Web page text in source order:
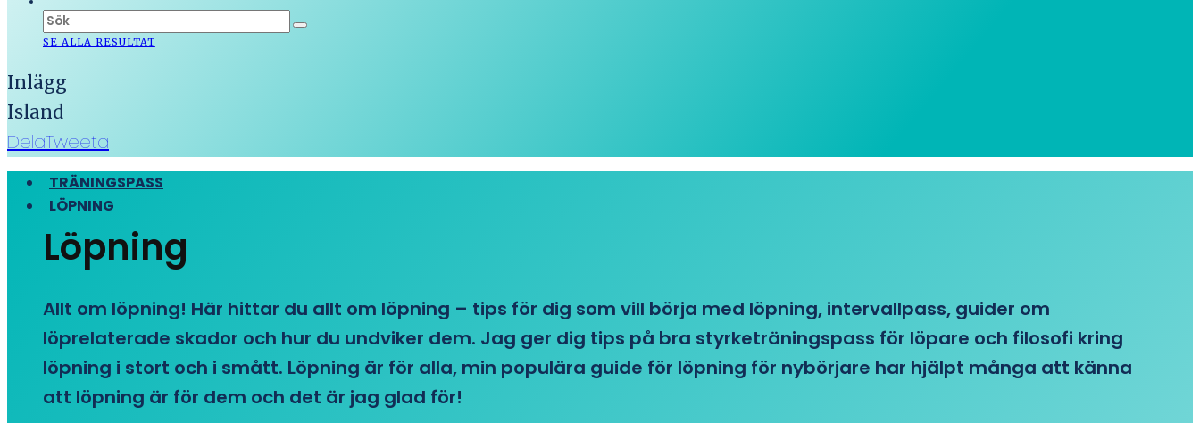
SE ALLA RESULTAT
Inlägg
Island
DelaTweeta
TRÄNINGSPASS
LÖPNING
Löpning
Allt om löpning! Här hittar du allt om löpning – tips för dig som vill börja med löpning, intervallpass, guider om
löprelaterade skador och hur du undviker dem. Jag ger dig tips på bra styrketräningspass för löpare och filosofi kring
löpning i stort och i smått. Löpning är för alla, min populära guide för löpning för nybörjare har hjälpt många att känna
att löpning är för dem och det är jag glad för!